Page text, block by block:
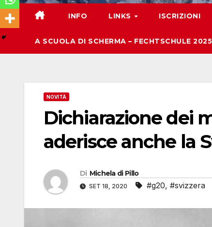
INFO LINKS ISCRIZIONI
A SCUOLA DI SCHERMA – FECHTSCHULE
NOVITÀ
Dichiarazione dei
aderisce anche la
Di Michela di Pillo
SET 18, 2020 #g20, #svizzera